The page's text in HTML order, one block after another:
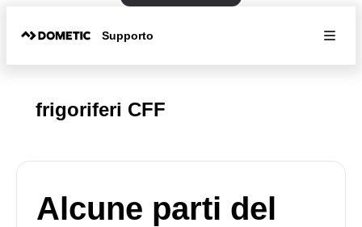
Supporto
frigoriferi CFF
Alcune parti del